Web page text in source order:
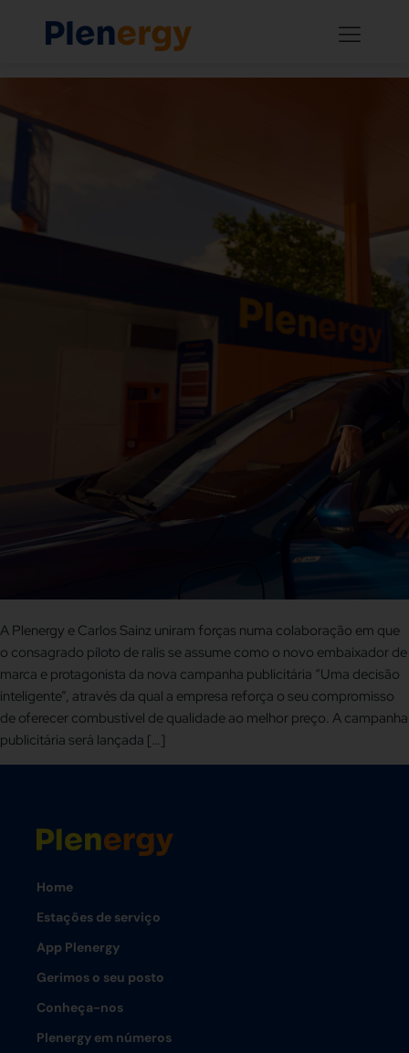
Carlos Sainz é o novo embaixador da
marca Plenergy
A Plenergy e Carlos Sainz uniram forças numa colaboração em que
o consagrado piloto de ralis se assume como o novo embaixador de
marca e protagonista da nova campanha publicitária “Uma decisão
inteligente”, através da qual a empresa reforça o seu compromisso
de oferecer combustível de qualidade ao melhor preço. A campanha
publicitária será lançada […]
Home
Estações de serviço
App Plenergy
Gerimos o seu posto
Conheça-nos
Plenergy em números